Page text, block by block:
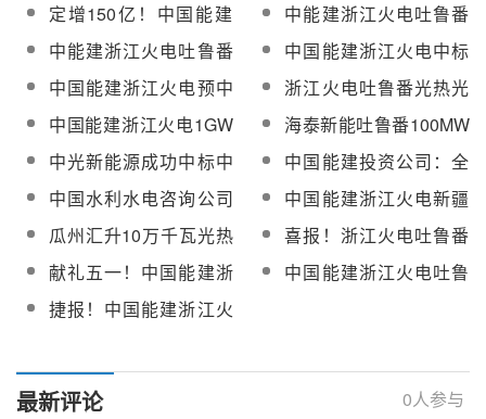
定增150亿！中国能建
拟投向哈密光(热)储多能
互补、浙江火电光热光
伏一体化等项目
中能建浙江火电吐鲁番
光热+光伏一体化项目空
冷岛主体封顶【附现场
图】
中能建浙江火电吐鲁番
光热+光伏一体化项目建
设已进入关键冲刺期
中国能建浙江火电中标
甘肃金塔中光光热施工
项目
中国能建浙江火电预中
标鄯善1GW“光热储能
+光伏”一体化示范项目
EPC
浙江火电吐鲁番光热光
伏一体化项目100MW光
热项目首套定日镜顺利
组装下线
中国能建浙江火电1GW
光热+光伏一体化项目生
产运行维护服务招标
海泰新能吐鲁番100MW
光热项目吸热塔174米
土建结构顺利结顶
中光新能源成功中标中
能建浙火吐鲁番光热+光
伏一体化项目生产运行
维护服务
中国能建投资公司：全
力推动三个生物质电
厂、哈密光热电站实现
盈利
中国水利水电咨询公司
预中标中能建吐鲁番光
热+光伏一体化项目（光
热部分）建设期工程技
术咨询服务
中国能建浙江火电新疆
吐鲁番光热+光伏项目首
屏吸热器管排吊装就位
瓜州汇升10万千瓦光热
项目+60万千瓦风电示
范项目电源组织深化研
究报告编制技术服务采
喜报！浙江火电吐鲁番
100MW光热项目汽轮机
一次并网成功
献礼五一！中国能建浙
江火电鄯善100MW塔式
光热项目成功并网！
中国能建浙江火电吐鲁
捷报！中国能建浙江火
运行
最新评论 0人参与